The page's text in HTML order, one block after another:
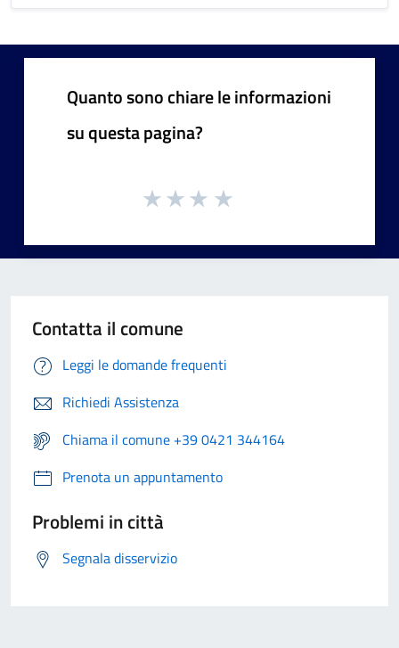
Quanto sono chiare le informazioni
su questa pagina?
Contatta il comune
Leggi le domande frequenti
Richiedi Assistenza
Chiama il comune +39 0421 344164
Prenota un appuntamento
Problemi in città
Segnala disservizio